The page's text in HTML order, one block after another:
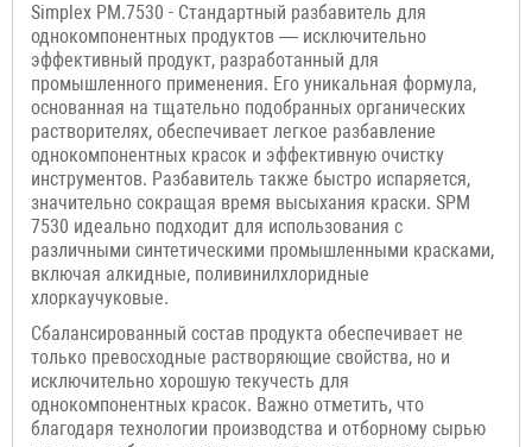
Simplex PM.7530 - Стандартный разбавитель для
однокомпонентных продуктов — исключительно
эффективный продукт, разработанный для
промышленного применения. Его уникальная формула,
основанная на тщательно подобранных органических
растворителях, обеспечивает легкое разбавление
однокомпонентных красок и эффективную очистку
инструментов. Разбавитель также быстро испаряется,
значительно сокращая время высыхания краски. SPM
7530 идеально подходит для использования с
различными синтетическими промышленными красками,
включая алкидные, поливинилхлоридные
хлоркаучуковые.
Сбалансированный состав продукта обеспечивает не
только превосходные растворяющие свойства, но и
исключительно хорошую текучесть для
однокомпонентных красок. Важно отметить, что
благодаря технологии производства и отборному сырью